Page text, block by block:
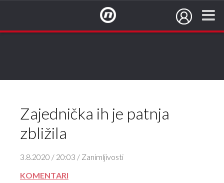
Zajednička ih je patnja
zbližila
3.8.2020 / 20:03 / Zanimljivosti
KOMENTARI